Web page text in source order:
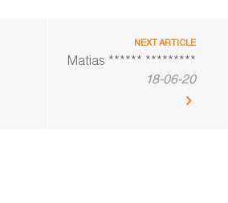
NEXT ARTICLE
Matias ****** *********
18-06-20